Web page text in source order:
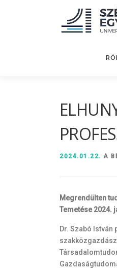
2024.01.22. A
Megrendülten
Temetése 2024.
Dr. Szabó